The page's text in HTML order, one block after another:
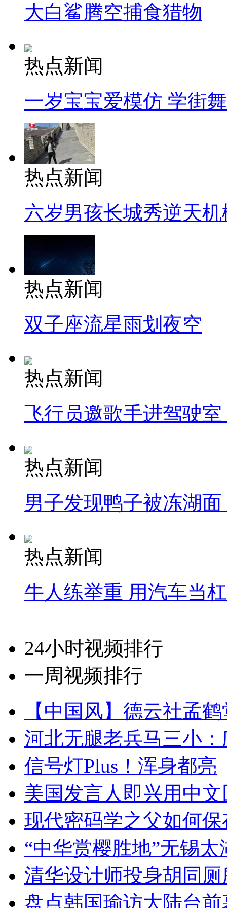
大白鲨腾空捕食猎物
热点新闻
一岁宝宝爱模仿 学街
热点新闻
六岁男孩长城秀逆天机
热点新闻
双子座流星雨划夜空
热点新闻
飞行员邀歌手进驾驶
热点新闻
男子发现鸭子被冻湖
热点新闻
牛人练举重 用汽车当
24小时视频排行
一周视频排行
【中国风】德云社孟
河北无腿老兵马三小
信号灯Plus！浑身都亮
美国发言人即兴用中
现代密码学之父如何
“中华赏樱胜地”无锡
清华设计师投身胡同
盘点韩国瑜访大陆台